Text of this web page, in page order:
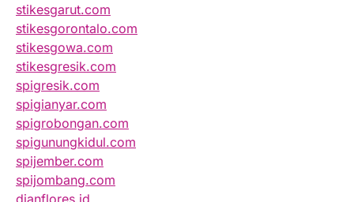
stikesgarut.com
stikesgorontalo.com
stikesgowa.com
stikesgresik.com
spigresik.com
spigianyar.com
spigrobongan.com
spigunungkidul.com
spijember.com
spijombang.com